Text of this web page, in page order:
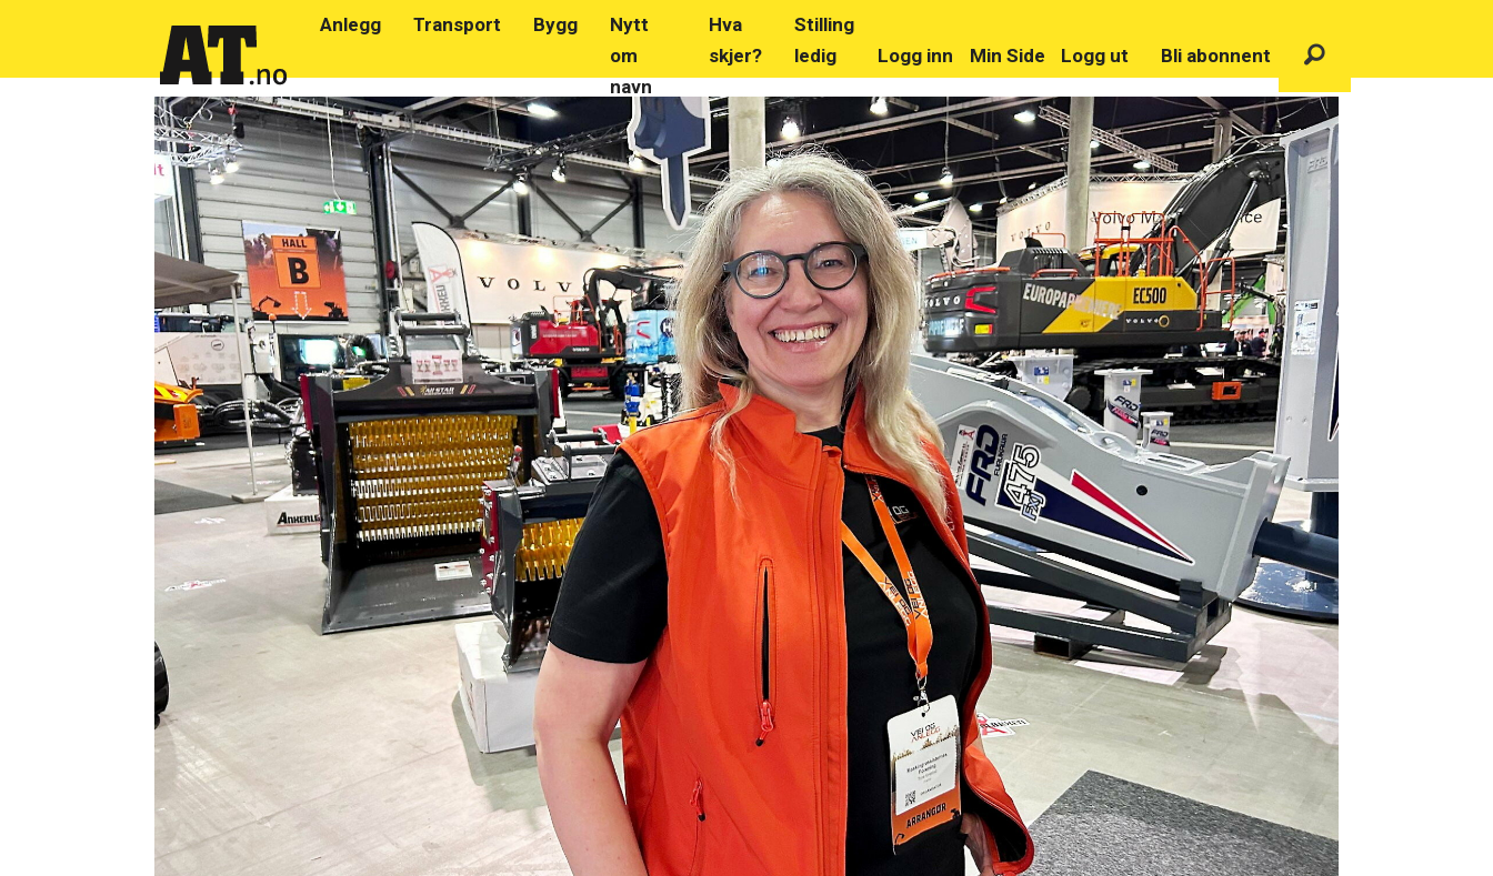
Anlegg Transport Bygg
Nytt
om
navn
Hva
skjer?
Stilling
ledig
Logg inn Min Side Logg ut Bli abonnent